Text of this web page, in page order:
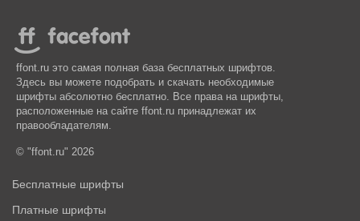
ffont.ru это самая полная база бесплатных шрифтов.
Здесь вы можете подобрать и скачать необходимые
шрифты абсолютно бесплатно. Все права на шрифты,
расположенные на сайте ffont.ru принадлежат их
правообладателям.
© "ffont.ru" 2026
Бесплатные шрифты
Платные шрифты